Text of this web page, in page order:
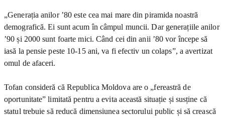
„Generația anilor ’80 este cea mai mare din piramida noastră
demografică. Ei sunt acum în câmpul muncii. Dar generațiile anilor
’90 și 2000 sunt foarte mici. Când cei din anii ’80 vor începe să
iasă la pensie peste 10-15 ani, va fi efectiv un colaps”, a avertizat
omul de afaceri.
Tofan consideră că Republica Moldova are o „fereastră de
oportunitate” limitată pentru a evita această situație și susține că
statul trebuie să reducă dimensiunea sectorului public și să crească